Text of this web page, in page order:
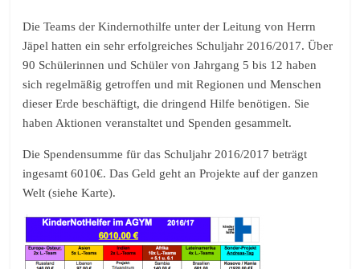
Die Teams der Kindernothilfe unter der Leitung von Herrn
Jäpel hatten ein sehr erfolgreiches Schuljahr 2016/2017. Über
90 Schülerinnen und Schüler von Jahrgang 5 bis 12 haben
sich regelmäßig getroffen und mit Regionen und Menschen
dieser Erde beschäftigt, die dringend Hilfe benötigen. Sie
haben Aktionen veranstaltet und Spenden gesammelt.
Die Spendensumme für das Schuljahr 2016/2017 beträgt
ingesamt 6010€. Das Geld geht an Projekte auf der ganzen
Welt (siehe Karte).